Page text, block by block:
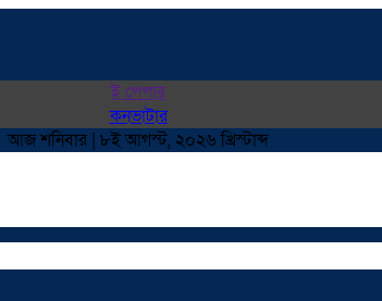
ই পেপার
কনভাটার
আজ শনিবার | ৮ই আগস্ট, ২০২৬ খ্রিস্টাব্দ